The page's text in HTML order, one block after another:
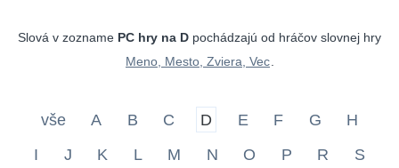
Slová v zozname PC hry na D pochádzajú od hráčov slovnej hry
Meno, Mesto, Zviera, Vec
vše A B C D E F G
H
I
J K L M N O P R
S